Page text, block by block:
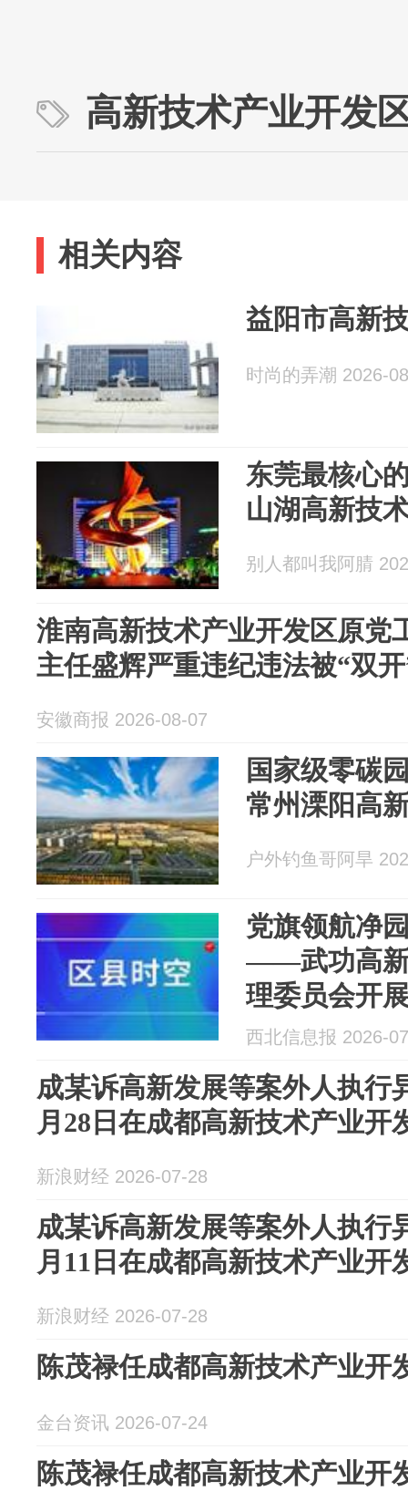
高新技术产业开发
相关内容
益阳市高新
时尚的弄潮 2026-
东莞最核心
山湖高新技
别人都叫我阿腈
淮南高新技术产业开发区原党
主任盛辉严重违纪违法被“双
安徽商报 2026-08-07
国家级零
常州溧阳高
户外钓鱼哥阿旱
党旗领航净
——武功高新
理委员会开
题党日活动
西北信息报 2026-
成某诉高新发展等案外人执行
月28日在成都高新技术产业开
新浪财经 2026-07-28
成某诉高新发展等案外人执行
月11日在成都高新技术产业开
新浪财经 2026-07-28
陈茂禄任成都高新技术产业开
金台资讯 2026-07-24
陈茂禄任成都高新技术产业开